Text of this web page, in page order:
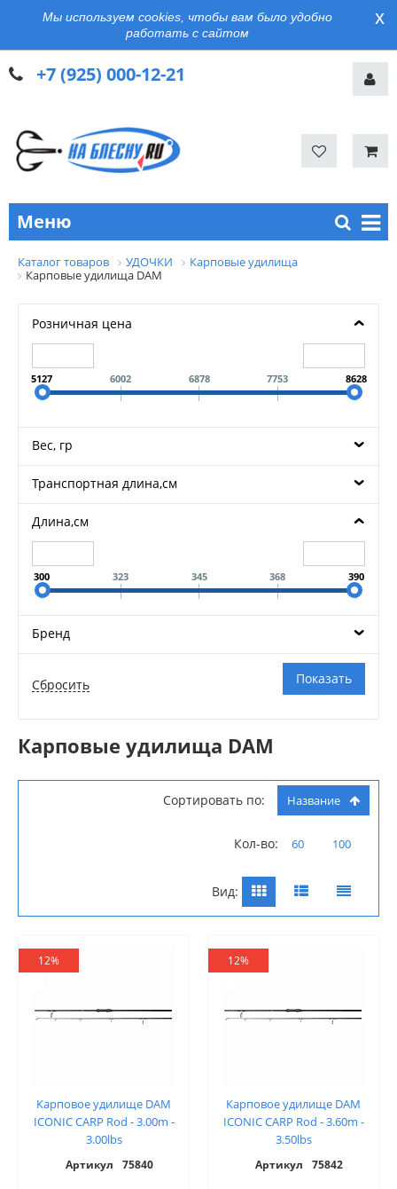
Мы используем cookies, чтобы вам было удобно
работать с сайтом
x
+7 (925) 000-12-21
Меню
Каталог товаров УДОЧКИ
Карповые удилища
Карповые удилища DAM
Розничная цена
5127 6002 6878 7753 8628
Вес, гр
Транспортная длина,см
Длина,см
300 323 345 368 390
Бренд
Карповые удилища DAM
Сортировать по: Название
Кол-во: 60 100
Вид:
12%
Карповое удилище DAM
ICONIC CARP Rod - 3.00m -
3.00lbs
Артикул 75840
12%
Карповое удилище DAM
ICONIC CARP Rod - 3.60m -
3.50lbs
Артикул 75842